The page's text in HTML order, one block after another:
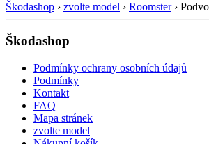
Škodashop › zvolte model › Roomster›
Škodashop
Podmínky ochrany osobních údajů
Podmínky
Kontakt
FAQ
Mapa stránek
zvolte model